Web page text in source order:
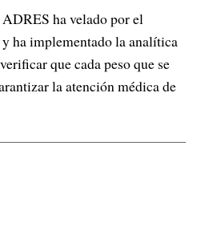
ha velado por el
ha implementado la analítica
que cada peso que se
la atención médica de